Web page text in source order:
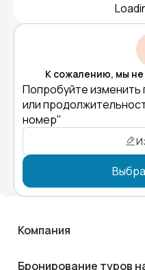
К сожалению, мы
Попробуйте изменить
или
номер"
Компания
Бронирование туров